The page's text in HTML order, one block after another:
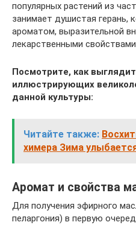
популярных растений из
занимает душистая герань,
ароматом, выразительной
лекарственными
Посмотрите, как
иллюстрирующих
данной культуры:
Читайте также:
химера Зима
Аромат и свойства
Для получения эфирного
пеларгония) в первую